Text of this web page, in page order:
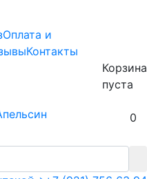
Оплата и
Контакты
Корзина
пуста
0